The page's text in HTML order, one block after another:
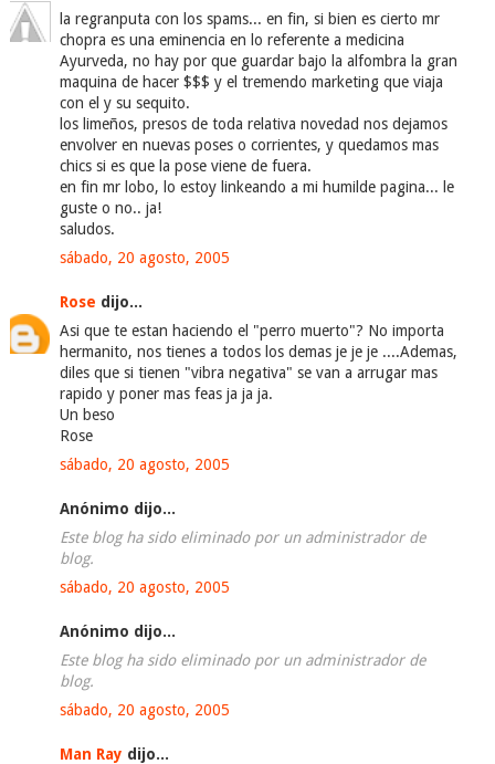
la regranputa con los spams... en fin, si bien es cierto mr
chopra es una eminencia en lo referente a medicina
Ayurveda, no hay por que guardar bajo la alfombra la gran
maquina de hacer $$$ y el tremendo marketing que viaja
con el y su sequito.
los limeños, presos de toda relativa novedad nos dejamos
envolver en nuevas poses o corrientes, y quedamos mas
chics si es que la pose viene de fuera.
en fin mr lobo, lo estoy linkeando a mi humilde pagina... le
guste o no.. ja!
saludos.
sábado, 20 agosto, 2005
Rose dijo...
Asi que te estan haciendo el "perro muerto"? No importa
hermanito, nos tienes a todos los demas je je je ....Ademas,
diles que si tienen "vibra negativa" se van a arrugar mas
rapido y poner mas feas ja ja ja.
Un beso
Rose
sábado, 20 agosto, 2005
Anónimo dijo...
Este blog ha sido eliminado por un administrador de
blog.
sábado, 20 agosto, 2005
Anónimo dijo...
Este blog ha sido eliminado por un administrador de
blog.
sábado, 20 agosto, 2005
Man Ray dijo...